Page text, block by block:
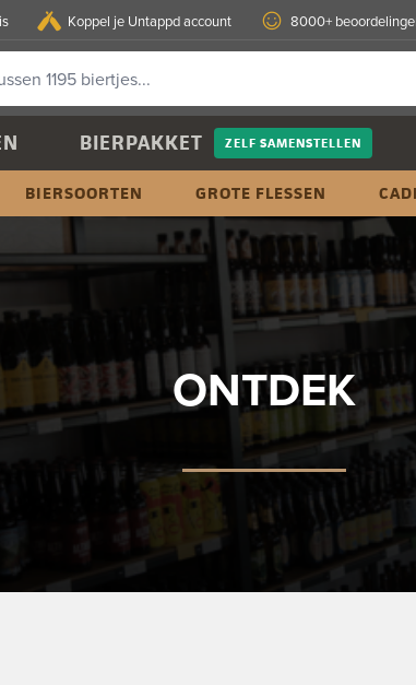
Koppel je Untappd account 8000+
BIERPAKKET ZELF SAMENSTELLEN
BIERSOORTEN GROTE FLESSEN
ONTDEK